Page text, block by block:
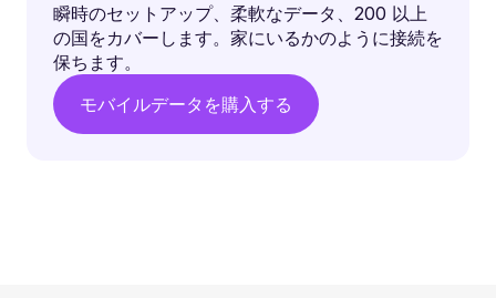
瞬時のセットアップ、柔軟なデータ、200 以上
の国をカバーします。家にいるかのように接続を
保ちます。
モバイルデータを購入する